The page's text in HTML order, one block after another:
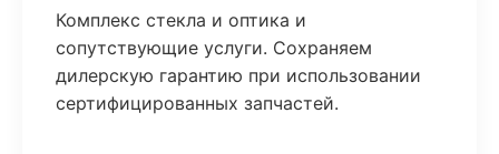
Комплекс стекла и оптика и
сопутствующие услуги. Сохраняем
дилерскую гарантию при использовании
сертифицированных запчастей.